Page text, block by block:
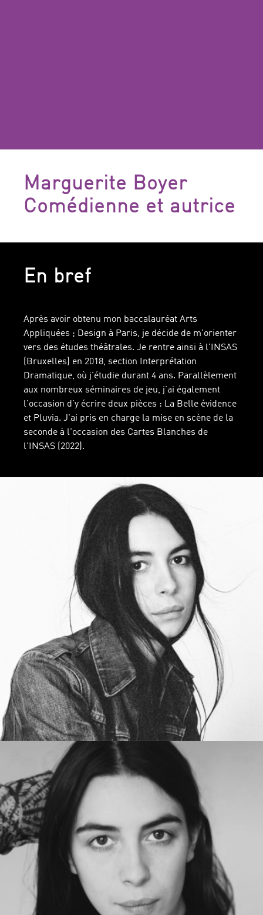
Marguerite Boyer
Comédienne et autrice
En bref
Après avoir obtenu mon baccalauréat Arts
Appliquées ; Design à Paris, je décide de m'orienter
vers des études théâtrales. Je rentre ainsi à l'INSAS
(Bruxelles) en 2018, section Interprétation
Dramatique, où j'étudie durant 4 ans. Parallèlement
aux nombreux séminaires de jeu, j'ai également
l'occasion d'y écrire deux pièces : La Belle évidence
et Pluvia. J'ai pris en charge la mise en scène de la
seconde à l'occasion des Cartes Blanches de
l'INSAS (2022).